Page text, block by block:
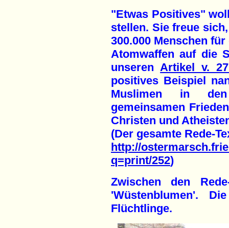
"Etwas Positives"
stellen. Sie freue
300.000 Menschen
Atomwaffen auf die
unserenArtikel v.
positives Beispiel
Muslimen in
gemeinsamen
Christen und
(Der gesamte Rede-
http://
q=print/252)
Zwischen den
'Wüstenblumen'.
Flüchtlinge.